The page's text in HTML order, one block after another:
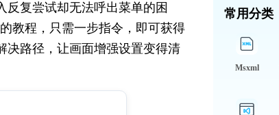
反复尝试却无法呼出菜单的困
教程，只需一步指令，即可获得
决路径，让画面增强设置变得清
常用分类
Msxml